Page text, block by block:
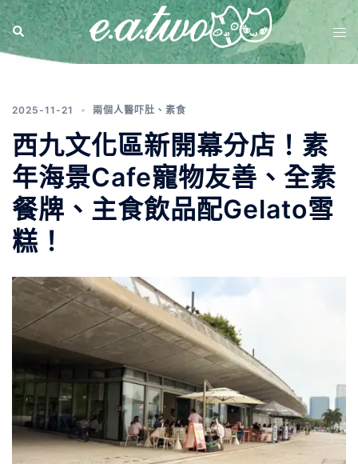
2025-11-21 兩個人醫吓肚 、 素食
西九文化區新開幕分店！素
年海景Cafe寵物友善、全素
餐牌、主食飲品配Gelato雪
糕！